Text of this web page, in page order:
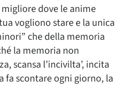
dove le anime
vogliono stare e la unica
che della memoria
la memoria non
scansa l’incivilta’, incita
fa scontare ogni giorno, la